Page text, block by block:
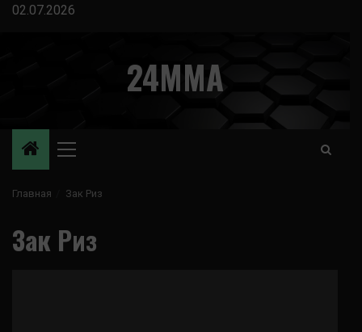
Перейти
02.07.2026
24MMA
Основное
Главная Зак Риз
Зак Риз